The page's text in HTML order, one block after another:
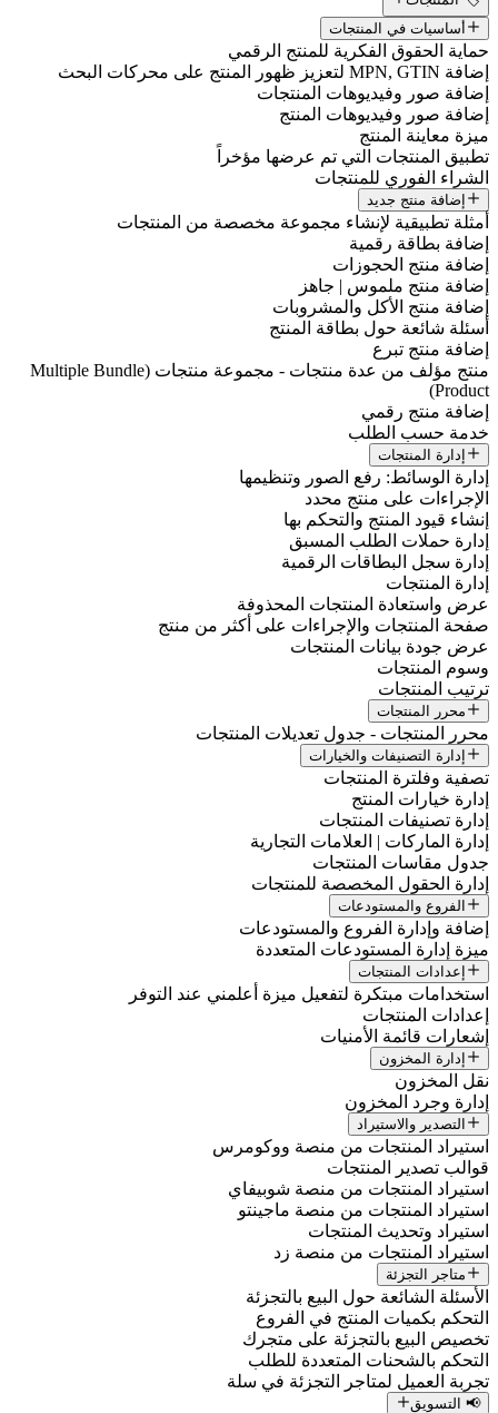
أساسيات في المنتجات
حماية الحقوق الفكرية للمنتج الرقمي
إضافة MPN, GTIN لتعزيز ظهور المنتج على محركات البحث
إضافة صور وفيديوهات المنتجات
إضافة صور وفيديوهات المنتج
ميزة معاينة المنتج
تطبيق المنتجات التي تم عرضها مؤخراً
الشراء الفوري للمنتجات
إضافة منتج جديد
أمثلة تطبيقية لإنشاء مجموعة مخصصة من المنتجات
إضافة بطاقة رقمية
إضافة منتج الحجوزات
إضافة منتج ملموس | جاهز
إضافة منتج الأكل والمشروبات
أسئلة شائعة حول بطاقة المنتج
إضافة منتج تبرع
منتج مؤلف من عدة منتجات - مجموعة منتجات (Multiple Bundle
Product)
إضافة منتج رقمي
خدمة حسب الطلب
إدارة المنتجات
إدارة الوسائط: رفع الصور وتنظيمها
الإجراءات على منتج محدد
إنشاء قيود المنتج والتحكم بها
إدارة حملات الطلب المسبق
إدارة سجل البطاقات الرقمية
إدارة المنتجات
عرض واستعادة المنتجات المحذوفة
صفحة المنتجات والإجراءات على أكثر من منتج
عرض جودة بيانات المنتجات
وسوم المنتجات
ترتيب المنتجات
محرر المنتجات
محرر المنتجات - جدول تعديلات المنتجات
إدارة التصنيفات والخيارات
تصفية وفلترة المنتجات
إدارة خيارات المنتج
إدارة تصنيفات المنتجات
إدارة الماركات | العلامات التجارية
جدول مقاسات المنتجات
إدارة الحقول المخصصة للمنتجات
الفروع والمستودعات
إضافة وإدارة الفروع والمستودعات
ميزة إدارة المستودعات المتعددة
إعدادات المنتجات
استخدامات مبتكرة لتفعيل ميزة أعلمني عند التوفر
إعدادات المنتجات
إشعارات قائمة الأمنيات
إدارة المخزون
نقل المخزون
إدارة وجرد المخزون
التصدير والاستيراد
استيراد المنتجات من منصة ووكومرس
قوالب تصدير المنتجات
استيراد المنتجات من منصة شوبيفاي
استيراد المنتجات من منصة ماجينتو
استيراد وتحديث المنتجات
استيراد المنتجات من منصة زد
متاجر التجزئة
الأسئلة الشائعة حول البيع بالتجزئة
التحكم بكميات المنتج في الفروع
تخصيص البيع بالتجزئة على متجرك
التحكم بالشحنات المتعددة للطلب
تجربة العميل لمتاجر التجزئة في سلة
📢 التسويق